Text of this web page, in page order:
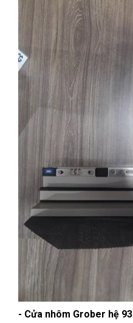
- Cửa nhôm Grober hệ 93